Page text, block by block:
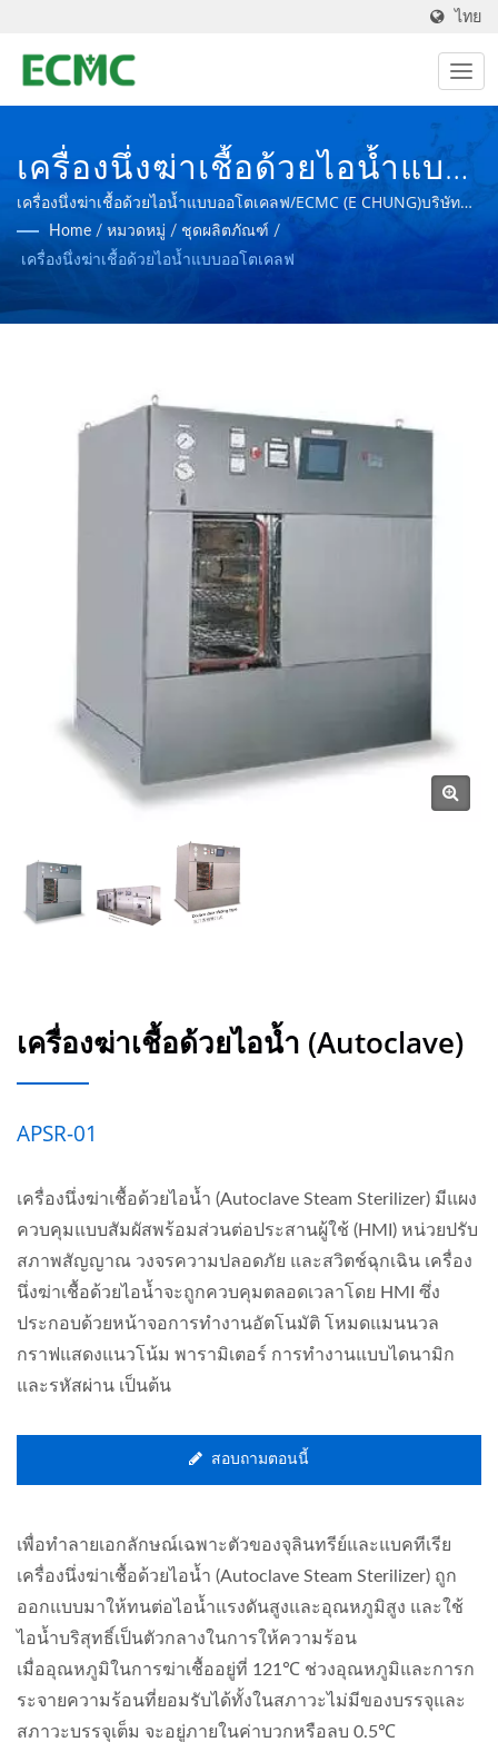
ไทย
เครื่องนึ่งฆ่าเชื้อด้วยไอน้ำแบบ
ออโตเคลฟ/ ผู้ผลิตอุปกรณ์
แปรรูปทางเภสัชกรรมและ
เทคโนโลยีชีวภาพตาม
อี ชุง แมชชีนเนอรี่ จำกัด
เครื่องนึ่งฆ่าเชื้อด้วยไอน้ำแบบออโตเคลฟ/ECMC (E CHUNG)บริษัท
ภาคภูมิใจในตนเองว่าเป็นผู้เชี่ยวชาญระดับโลกด้านโรงงานผลิต
อุปกรณ์เภสัชกรรม โดยมีเป้าหมายในการสร้างโรงงานผลิตยาที่มี
Home / หมวดหมู่ / ชุดผลิตภัณฑ์ /
เครื่องนึ่งฆ่าเชื้อด้วยไอน้ำแบบออโตเคลฟ
เครื่องฆ่าเชื้อด้วยไอน้ำ (Autoclave)
APSR-01
เครื่องนึ่งฆ่าเชื้อด้วยไอน้ำ (Autoclave Steam Sterilizer) มีแผง
ควบคุมแบบสัมผัสพร้อมส่วนต่อประสานผู้ใช้ (HMI) หน่วยปรับ
สภาพสัญญาณ วงจรความปลอดภัย และสวิตช์ฉุกเฉิน เครื่อง
นึ่งฆ่าเชื้อด้วยไอน้ำจะถูกควบคุมตลอดเวลาโดย HMI ซึ่ง
ประกอบด้วยหน้าจอการทำงานอัตโนมัติ โหมดแมนนวล
กราฟแสดงแนวโน้ม พารามิเตอร์ การทำงานแบบไดนามิก
และรหัสผ่าน เป็นต้น
สอบถามตอนนี้
เพื่อทำลายเอกลักษณ์เฉพาะตัวของจุลินทรีย์และแบคทีเรีย
เครื่องนึ่งฆ่าเชื้อด้วยไอน้ำ (Autoclave Steam Sterilizer) ถูก
ออกแบบมาให้ทนต่อไอน้ำแรงดันสูงและอุณหภูมิสูง และใช้
ไอน้ำบริสุทธิ์เป็นตัวกลางในการให้ความร้อน
เมื่ออุณหภูมิในการฆ่าเชื้ออยู่ที่ 121℃ ช่วงอุณหภูมิและการก
ระจายความร้อนที่ยอมรับได้ทั้งในสภาวะไม่มีของบรรจุและ
สภาวะบรรจุเต็ม จะอยู่ภายในค่าบวกหรือลบ 0.5℃